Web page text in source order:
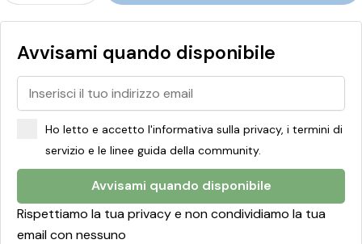
g
Avvisami quando disponibile
Ho letto e accetto l'informativa sulla privacy, i termini di
servizio e le linee guida della community.
Avvisami quando disponibile
Rispettiamo la tua privacy e non condividiamo la tua
email con nessuno